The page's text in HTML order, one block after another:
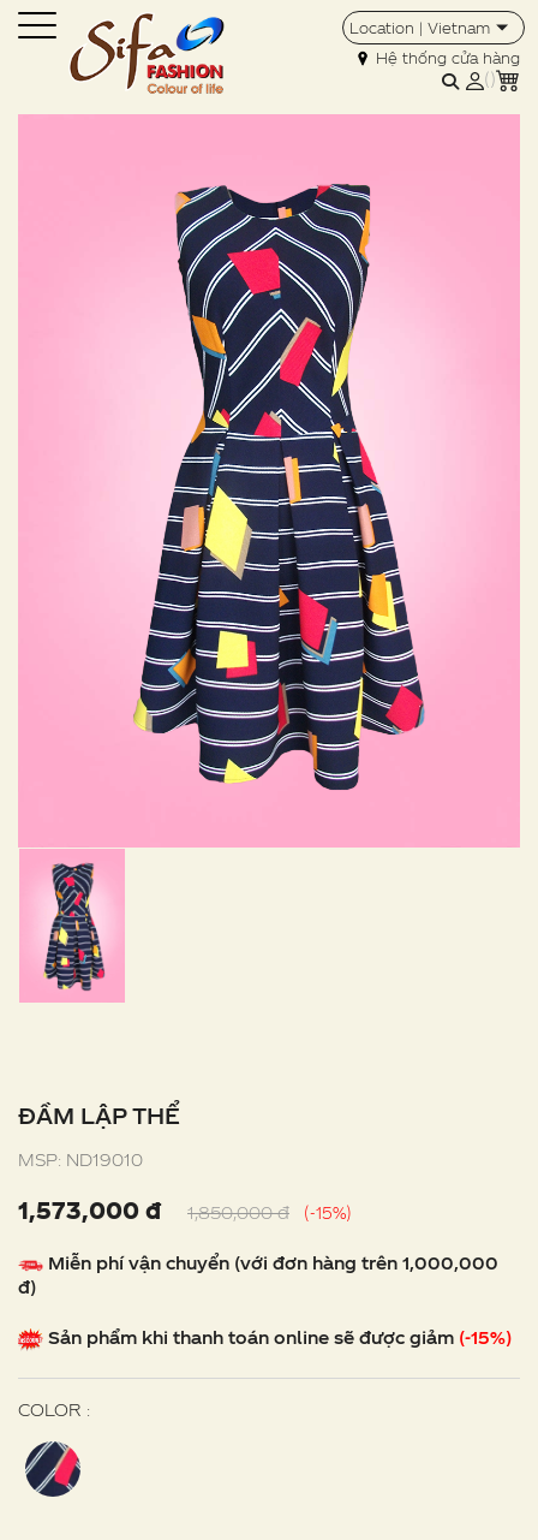
Location | Vietnam
Hệ thống cửa hàng
()
ĐẦM LẬP THỂ
MSP: ND19010
1,573,000 đ 1,850,000 đ (-15%)
Miễn phí vận chuyển (với đơn hàng trên 1,000,000
đ)
Sản phẩm khi thanh toán online sẽ được giảm (-15%)
COLOR :